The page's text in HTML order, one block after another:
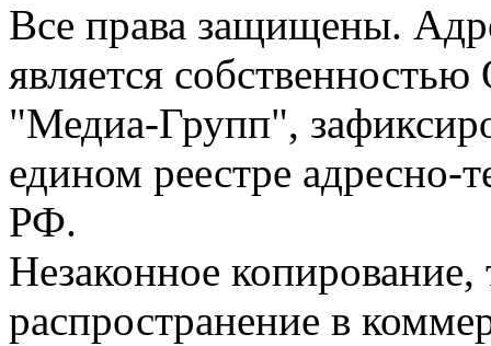
Все права защищены.
является
"Медиа-Групп",
едином реестре адресно-
РФ.
Незаконное
распространение в